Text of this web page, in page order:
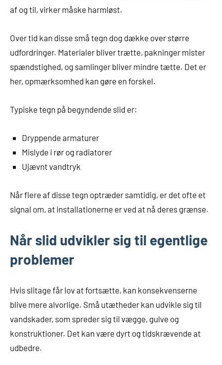
af og til, virker måske harmløst.
Over tid kan disse små tegn dog dække over større
udfordringer. Materialer bliver trætte, pakninger mister
spændstighed, og samlinger bliver mindre tætte. Det er
her, opmærksomhed kan gøre en forskel.
Typiske tegn på begyndende slid er:
Dryppende armaturer
Mislyde i rør og radiatorer
Ujævnt vandtryk
Når flere af disse tegn optræder samtidig, er det ofte et
signal om, at installationerne er ved at nå deres grænse.
Når slid udvikler sig til egentlige
problemer
Hvis slitage får lov at fortsætte, kan konsekvenserne
blive mere alvorlige. Små utætheder kan udvikle sig til
vandskader, som spreder sig til vægge, gulve og
konstruktioner. Det kan være dyrt og tidskrævende at
udbedre.